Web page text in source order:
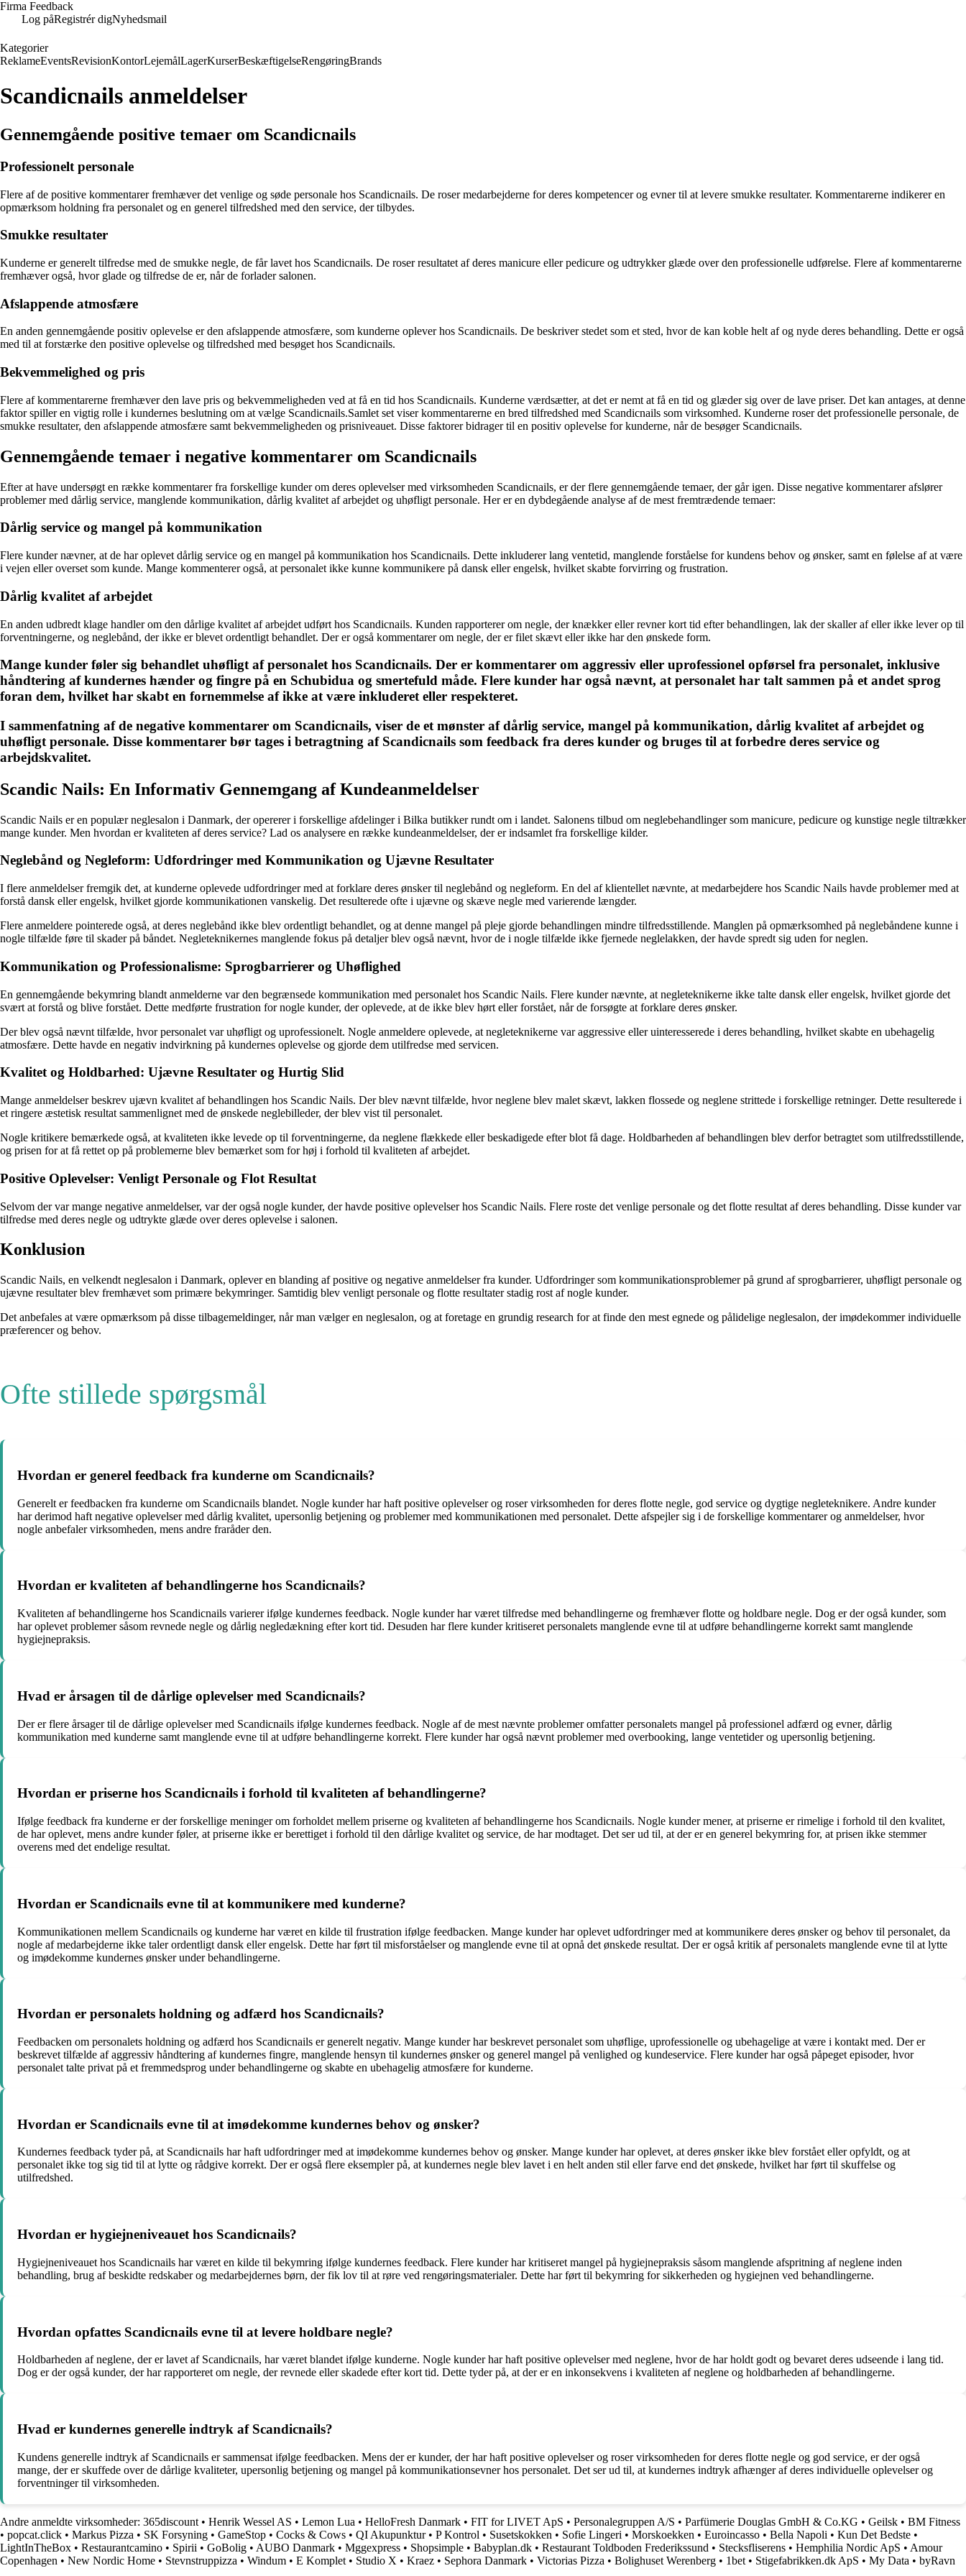
Firma Feedback
Log påRegistrér digNyhedsmail
Kategorier
ReklameEventsRevisionKontorLejemålLagerKurserBeskæftigelseRengøringBrands
Scandicnails anmeldelser
Gennemgående positive temaer om Scandicnails
Professionelt personale
Flere af de positive kommentarer fremhæver det venlige og søde personale hos Scandicnails. De roser medarbejderne for deres kompetencer og evner til at levere smukke resultater. Kommentarerne indikerer en
opmærksom holdning fra personalet og en generel tilfredshed med den service, der tilbydes.
Smukke resultater
Kunderne er generelt tilfredse med de smukke negle, de får lavet hos Scandicnails. De roser resultatet af deres manicure eller pedicure og udtrykker glæde over den professionelle udførelse. Flere af kommentarerne
fremhæver også, hvor glade og tilfredse de er, når de forlader salonen.
Afslappende atmosfære
En anden gennemgående positiv oplevelse er den afslappende atmosfære, som kunderne oplever hos Scandicnails. De beskriver stedet som et sted, hvor de kan koble helt af og nyde deres behandling. Dette er også
med til at forstærke den positive oplevelse og tilfredshed med besøget hos Scandicnails.
Bekvemmelighed og pris
Flere af kommentarerne fremhæver den lave pris og bekvemmeligheden ved at få en tid hos Scandicnails. Kunderne værdsætter, at det er nemt at få en tid og glæder sig over de lave priser. Det kan antages, at denne
faktor spiller en vigtig rolle i kundernes beslutning om at vælge Scandicnails.Samlet set viser kommentarerne en bred tilfredshed med Scandicnails som virksomhed. Kunderne roser det professionelle personale, de
smukke resultater, den afslappende atmosfære samt bekvemmeligheden og prisniveauet. Disse faktorer bidrager til en positiv oplevelse for kunderne, når de besøger Scandicnails.
Gennemgående temaer i negative kommentarer om Scandicnails
Efter at have undersøgt en række kommentarer fra forskellige kunder om deres oplevelser med virksomheden Scandicnails, er der flere gennemgående temaer, der går igen. Disse negative kommentarer afslører
problemer med dårlig service, manglende kommunikation, dårlig kvalitet af arbejdet og uhøfligt personale. Her er en dybdegående analyse af de mest fremtrædende temaer:
Dårlig service og mangel på kommunikation
Flere kunder nævner, at de har oplevet dårlig service og en mangel på kommunikation hos Scandicnails. Dette inkluderer lang ventetid, manglende forståelse for kundens behov og ønsker, samt en følelse af at være
i vejen eller overset som kunde. Mange kommenterer også, at personalet ikke kunne kommunikere på dansk eller engelsk, hvilket skabte forvirring og frustration.
Dårlig kvalitet af arbejdet
En anden udbredt klage handler om den dårlige kvalitet af arbejdet udført hos Scandicnails. Kunden rapporterer om negle, der knækker eller revner kort tid efter behandlingen, lak der skaller af eller ikke lever op til
forventningerne, og neglebånd, der ikke er blevet ordentligt behandlet. Der er også kommentarer om negle, der er filet skævt eller ikke har den ønskede form.
Mange kunder føler sig behandlet uhøfligt af personalet hos Scandicnails. Der er kommentarer om aggressiv eller uprofessionel opførsel fra personalet, inklusive
håndtering af kundernes hænder og fingre på en Schubidua og smertefuld måde. Flere kunder har også nævnt, at personalet har talt sammen på et andet sprog
foran dem, hvilket har skabt en fornemmelse af ikke at være inkluderet eller respekteret.
I sammenfatning af de negative kommentarer om Scandicnails, viser de et mønster af dårlig service, mangel på kommunikation, dårlig kvalitet af arbejdet og
uhøfligt personale. Disse kommentarer bør tages i betragtning af Scandicnails som feedback fra deres kunder og bruges til at forbedre deres service og
arbejdskvalitet.
Scandic Nails: En Informativ Gennemgang af Kundeanmeldelser
Scandic Nails er en populær neglesalon i Danmark, der opererer i forskellige afdelinger i Bilka butikker rundt om i landet. Salonens tilbud om neglebehandlinger som manicure, pedicure og kunstige negle tiltrækker
mange kunder. Men hvordan er kvaliteten af deres service? Lad os analysere en række kundeanmeldelser, der er indsamlet fra forskellige kilder.
Neglebånd og Negleform: Udfordringer med Kommunikation og Ujævne Resultater
I flere anmeldelser fremgik det, at kunderne oplevede udfordringer med at forklare deres ønsker til neglebånd og negleform. En del af klientellet nævnte, at medarbejdere hos Scandic Nails havde problemer med at
forstå dansk eller engelsk, hvilket gjorde kommunikationen vanskelig. Det resulterede ofte i ujævne og skæve negle med varierende længder.
Flere anmeldere pointerede også, at deres neglebånd ikke blev ordentligt behandlet, og at denne mangel på pleje gjorde behandlingen mindre tilfredsstillende. Manglen på opmærksomhed på neglebåndene kunne i
nogle tilfælde føre til skader på båndet. Negleteknikernes manglende fokus på detaljer blev også nævnt, hvor de i nogle tilfælde ikke fjernede neglelakken, der havde spredt sig uden for neglen.
Kommunikation og Professionalisme: Sprogbarrierer og Uhøflighed
En gennemgående bekymring blandt anmelderne var den begrænsede kommunikation med personalet hos Scandic Nails. Flere kunder nævnte, at negleteknikerne ikke talte dansk eller engelsk, hvilket gjorde det
svært at forstå og blive forstået. Dette medførte frustration for nogle kunder, der oplevede, at de ikke blev hørt eller forstået, når de forsøgte at forklare deres ønsker.
Der blev også nævnt tilfælde, hvor personalet var uhøfligt og uprofessionelt. Nogle anmeldere oplevede, at negleteknikerne var aggressive eller uinteresserede i deres behandling, hvilket skabte en ubehagelig
atmosfære. Dette havde en negativ indvirkning på kundernes oplevelse og gjorde dem utilfredse med servicen.
Kvalitet og Holdbarhed: Ujævne Resultater og Hurtig Slid
Mange anmeldelser beskrev ujævn kvalitet af behandlingen hos Scandic Nails. Der blev nævnt tilfælde, hvor neglene blev malet skævt, lakken flossede og neglene strittede i forskellige retninger. Dette resulterede i
et ringere æstetisk resultat sammenlignet med de ønskede neglebilleder, der blev vist til personalet.
Nogle kritikere bemærkede også, at kvaliteten ikke levede op til forventningerne, da neglene flækkede eller beskadigede efter blot få dage. Holdbarheden af behandlingen blev derfor betragtet som utilfredsstillende,
og prisen for at få rettet op på problemerne blev bemærket som for høj i forhold til kvaliteten af arbejdet.
Positive Oplevelser: Venligt Personale og Flot Resultat
Selvom der var mange negative anmeldelser, var der også nogle kunder, der havde positive oplevelser hos Scandic Nails. Flere roste det venlige personale og det flotte resultat af deres behandling. Disse kunder var
tilfredse med deres negle og udtrykte glæde over deres oplevelse i salonen.
Konklusion
Scandic Nails, en velkendt neglesalon i Danmark, oplever en blanding af positive og negative anmeldelser fra kunder. Udfordringer som kommunikationsproblemer på grund af sprogbarrierer, uhøfligt personale og
ujævne resultater blev fremhævet som primære bekymringer. Samtidig blev venligt personale og flotte resultater stadig rost af nogle kunder.
Det anbefales at være opmærksom på disse tilbagemeldinger, når man vælger en neglesalon, og at foretage en grundig research for at finde den mest egnede og pålidelige neglesalon, der imødekommer individuelle
præferencer og behov.
Ofte stillede spørgsmål
Hvordan er generel feedback fra kunderne om Scandicnails?
Generelt er feedbacken fra kunderne om Scandicnails blandet. Nogle kunder har haft positive oplevelser og roser virksomheden for deres flotte negle, god service og dygtige negleteknikere. Andre kunder
har derimod haft negative oplevelser med dårlig kvalitet, upersonlig betjening og problemer med kommunikationen med personalet. Dette afspejler sig i de forskellige kommentarer og anmeldelser, hvor
nogle anbefaler virksomheden, mens andre fraråder den.
Hvordan er kvaliteten af behandlingerne hos Scandicnails?
Kvaliteten af behandlingerne hos Scandicnails varierer ifølge kundernes feedback. Nogle kunder har været tilfredse med behandlingerne og fremhæver flotte og holdbare negle. Dog er der også kunder, som
har oplevet problemer såsom revnede negle og dårlig negledækning efter kort tid. Desuden har flere kunder kritiseret personalets manglende evne til at udføre behandlingerne korrekt samt manglende
hygiejnepraksis.
Hvad er årsagen til de dårlige oplevelser med Scandicnails?
Der er flere årsager til de dårlige oplevelser med Scandicnails ifølge kundernes feedback. Nogle af de mest nævnte problemer omfatter personalets mangel på professionel adfærd og evner, dårlig
kommunikation med kunderne samt manglende evne til at udføre behandlingerne korrekt. Flere kunder har også nævnt problemer med overbooking, lange ventetider og upersonlig betjening.
Hvordan er priserne hos Scandicnails i forhold til kvaliteten af behandlingerne?
Ifølge feedback fra kunderne er der forskellige meninger om forholdet mellem priserne og kvaliteten af behandlingerne hos Scandicnails. Nogle kunder mener, at priserne er rimelige i forhold til den kvalitet,
de har oplevet, mens andre kunder føler, at priserne ikke er berettiget i forhold til den dårlige kvalitet og service, de har modtaget. Det ser ud til, at der er en generel bekymring for, at prisen ikke stemmer
overens med det endelige resultat.
Hvordan er Scandicnails evne til at kommunikere med kunderne?
Kommunikationen mellem Scandicnails og kunderne har været en kilde til frustration ifølge feedbacken. Mange kunder har oplevet udfordringer med at kommunikere deres ønsker og behov til personalet, da
nogle af medarbejderne ikke taler ordentligt dansk eller engelsk. Dette har ført til misforståelser og manglende evne til at opnå det ønskede resultat. Der er også kritik af personalets manglende evne til at lytte
og imødekomme kundernes ønsker under behandlingerne.
Hvordan er personalets holdning og adfærd hos Scandicnails?
Feedbacken om personalets holdning og adfærd hos Scandicnails er generelt negativ. Mange kunder har beskrevet personalet som uhøflige, uprofessionelle og ubehagelige at være i kontakt med. Der er
beskrevet tilfælde af aggressiv håndtering af kundernes fingre, manglende hensyn til kundernes ønsker og generel mangel på venlighed og kundeservice. Flere kunder har også påpeget episoder, hvor
personalet talte privat på et fremmedsprog under behandlingerne og skabte en ubehagelig atmosfære for kunderne.
Hvordan er Scandicnails evne til at imødekomme kundernes behov og ønsker?
Kundernes feedback tyder på, at Scandicnails har haft udfordringer med at imødekomme kundernes behov og ønsker. Mange kunder har oplevet, at deres ønsker ikke blev forstået eller opfyldt, og at
personalet ikke tog sig tid til at lytte og rådgive korrekt. Der er også flere eksempler på, at kundernes negle blev lavet i en helt anden stil eller farve end det ønskede, hvilket har ført til skuffelse og
utilfredshed.
Hvordan er hygiejneniveauet hos Scandicnails?
Hygiejneniveauet hos Scandicnails har været en kilde til bekymring ifølge kundernes feedback. Flere kunder har kritiseret mangel på hygiejnepraksis såsom manglende afspritning af neglene inden
behandling, brug af beskidte redskaber og medarbejdernes børn, der fik lov til at røre ved rengøringsmaterialer. Dette har ført til bekymring for sikkerheden og hygiejnen ved behandlingerne.
Hvordan opfattes Scandicnails evne til at levere holdbare negle?
Holdbarheden af neglene, der er lavet af Scandicnails, har været blandet ifølge kunderne. Nogle kunder har haft positive oplevelser med neglene, hvor de har holdt godt og bevaret deres udseende i lang tid.
Dog er der også kunder, der har rapporteret om negle, der revnede eller skadede efter kort tid. Dette tyder på, at der er en inkonsekvens i kvaliteten af neglene og holdbarheden af behandlingerne.
Hvad er kundernes generelle indtryk af Scandicnails?
Kundens generelle indtryk af Scandicnails er sammensat ifølge feedbacken. Mens der er kunder, der har haft positive oplevelser og roser virksomheden for deres flotte negle og god service, er der også
mange, der er skuffede over de dårlige kvaliteter, upersonlig betjening og mangel på kommunikationsevner hos personalet. Det ser ud til, at kundernes indtryk afhænger af deres individuelle oplevelser og
forventninger til virksomheden.
Andre anmeldte virksomheder: 365discount • Henrik Wessel AS • Lemon Lua • HelloFresh Danmark • FIT for LIVET ApS • Personalegruppen A/S • Parfümerie Douglas GmbH & Co.KG • Geilsk • BM Fitness
• popcat.click • Markus Pizza • SK Forsyning • GameStop • Cocks & Cows • QI Akupunktur• P Kontrol • Susetskokken • Sofie Lingeri • Morskoekken • Euroincasso • Bella Napoli • Kun Det Bedste •
LightInTheBox • Restaurantcamino • Spirii • GoBolig • AUBO Danmark • Mggexpress • Shopsimple • Babyplan.dk • Restaurant Toldboden Frederikssund • Stecksfliserens • Hemphilia Nordic ApS • Amour
Copenhagen • New Nordic Home • Stevnstruppizza • Windum • E Komplet • Studio X • Kraez • Sephora Danmark • Victorias Pizza • Bolighuset Werenberg • 1bet • Stigefabrikken.dk ApS • My Data • byRavn